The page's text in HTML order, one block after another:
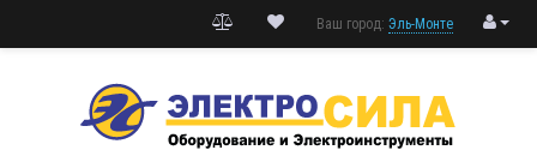
Ваш город: Эль-Монте